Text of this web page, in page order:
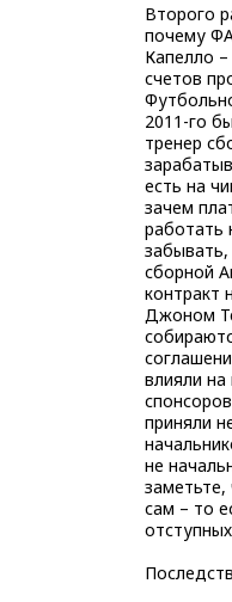
Второго
почему
Капелло
счетов
2011-го
тренер
есть на
зачем
работать
сборной
контракт
Джоном
влияли на
приняли
не
сам – то